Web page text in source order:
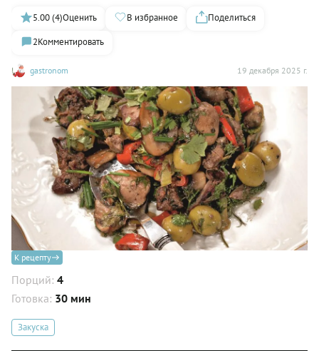
gastronom 19 декабря 2025 г.
5.00 (4)Оценить В избранное
Поделиться
2Комментировать
К рецепту
Порций: 4
Готовка: 30 мин
Закуска